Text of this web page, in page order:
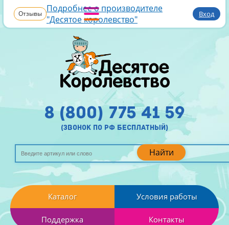
Отзывы Подробнее о производителе
"Десятое королевство"
Вход
Найти
8 (800) 775 41 59
(звонок по рф бесплатный)
Каталог Условия работы
Поддержка Контакты